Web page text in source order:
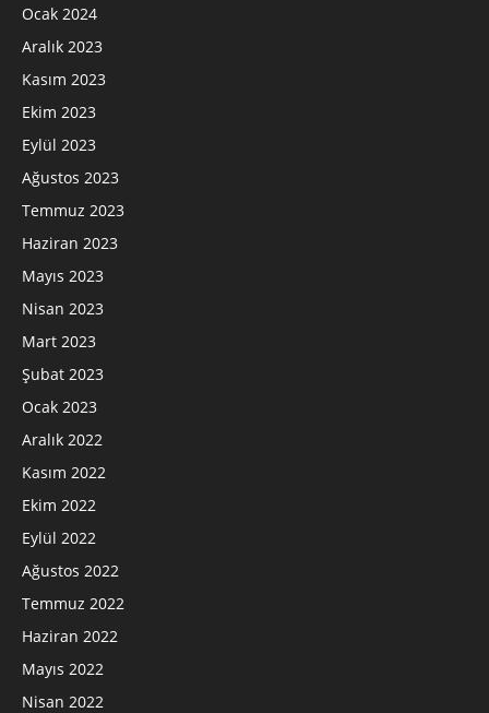
Ocak 2024
Aralık 2023
Kasım 2023
Ekim 2023
Eylül 2023
Ağustos 2023
Temmuz 2023
Haziran 2023
Mayıs 2023
Nisan 2023
Mart 2023
Şubat 2023
Ocak 2023
Aralık 2022
Kasım 2022
Ekim 2022
Eylül 2022
Ağustos 2022
Temmuz 2022
Haziran 2022
Mayıs 2022
Nisan 2022